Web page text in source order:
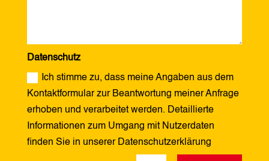
Datenschutz
Ich stimme zu, dass meine Angaben aus dem
Kontaktformular zur Beantwortung meiner Anfrage
erhoben und verarbeitet werden. Detaillierte
Informationen zum Umgang mit Nutzerdaten
finden Sie in unserer Datenschutzerklärung